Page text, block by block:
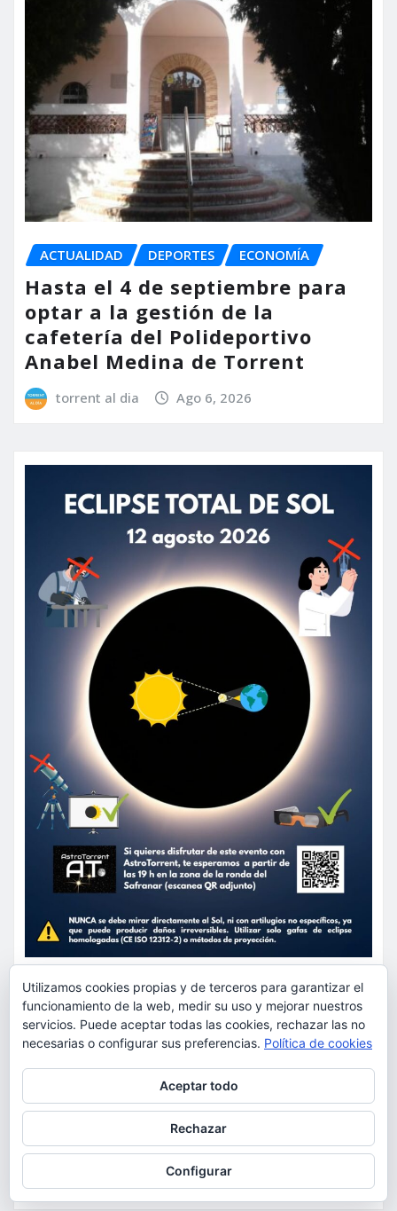
ACTUALIDAD DEPORTES ECONOMÍA
Hasta el 4 de septiembre para
optar a la gestión de la
cafetería del Polideportivo
Anabel Medina de Torrent
torrent al dia Ago 6, 2026
ACTUALIDAD
EDUCACIÓN
MEDIO AMBIENTE
OCIO
AstroTorrent organiza una
observación pública del eclipse
total de Sol del 12 de agosto en
Torrent en el Safranar junto a
las vías del AVE
torrent al dia Ago 5, 2026
Utilizamos cookies propias y de terceros para garantizar el
funcionamiento de la web, medir su uso y mejorar nuestros
servicios. Puede aceptar todas las cookies, rechazar las no
necesarias o configurar sus preferencias. Política de cookies
Aceptar todo
Rechazar
Configurar
Para obtener más información, incluido cómo gestionar las cookies,